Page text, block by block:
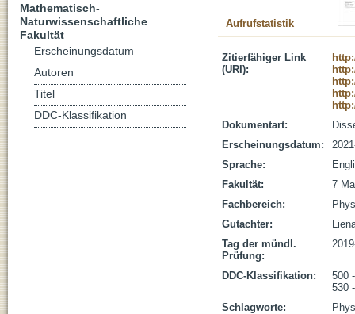
Aufrufstatistik
Zitierfähiger Link
(URI):
Dokumentart:
Erscheinungsdatum:
Sprache:
Fakultät:
7
Fachbereich:
Gutachter:
Tag der mündl.
Prüfung:
DDC-Klassifikation:
500
530
Schlagworte:
Mathematisch-
Naturwissenschaftliche
Fakultät
Erscheinungsdatum
Autoren
Titel
DDC-Klassifikation